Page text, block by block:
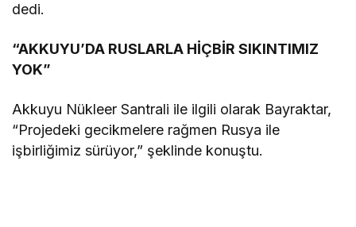
dedi.
“AKKUYU’DA RUSLARLA HİÇBİR SIKINTIMIZ
YOK”
Akkuyu Nükleer Santrali ile ilgili olarak Bayraktar,
“Projedeki gecikmelere rağmen Rusya ile
işbirliğimiz sürüyor,” şeklinde konuştu.